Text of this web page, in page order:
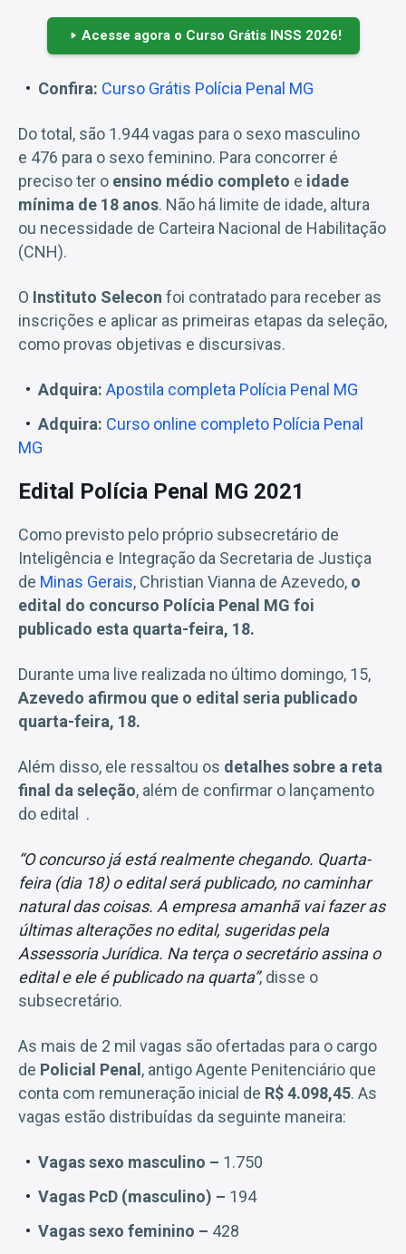
Acesse agora o Curso Grátis INSS 2026!
Confira: Curso Grátis Polícia Penal MG
Do total, são 1.944 vagas para o sexo masculino
e 476 para o sexo feminino. Para concorrer é
preciso ter o ensino médio completo e idade
mínima de 18 anos. Não há limite de idade, altura
ou necessidade de Carteira Nacional de Habilitação
(CNH).
O Instituto Selecon foi contratado para receber as
inscrições e aplicar as primeiras etapas da seleção,
como provas objetivas e discursivas.
Adquira: Apostila completa Polícia Penal MG
Adquira: Curso online completo Polícia Penal
MG
Edital Polícia Penal MG 2021
Como previsto pelo próprio subsecretário de
Inteligência e Integração da Secretaria de Justiça
de Minas Gerais, Christian Vianna de Azevedo, o
edital do concurso Polícia Penal MG foi
publicado esta quarta-feira, 18.
Durante uma live realizada no último domingo, 15,
Azevedo afirmou que o edital seria publicado
quarta-feira, 18.
Além disso, ele ressaltou os detalhes sobre a reta
final da seleção, além de confirmar o lançamento
do edital .
“O concurso já está realmente chegando. Quarta-
feira (dia 18) o edital será publicado, no caminhar
natural das coisas. A empresa amanhã vai fazer as
últimas alterações no edital, sugeridas pela
Assessoria Jurídica. Na terça o secretário assina o
edital e ele é publicado na quarta”, disse o
subsecretário.
As mais de 2 mil vagas são ofertadas para o cargo
de Policial Penal , antigo Agente Penitenciário que
conta com remuneração inicial de R$ 4.098,45. As
vagas estão distribuídas da seguinte maneira:
Vagas sexo masculino – 1.750
Vagas PcD (masculino) – 194
Vagas sexo feminino – 428